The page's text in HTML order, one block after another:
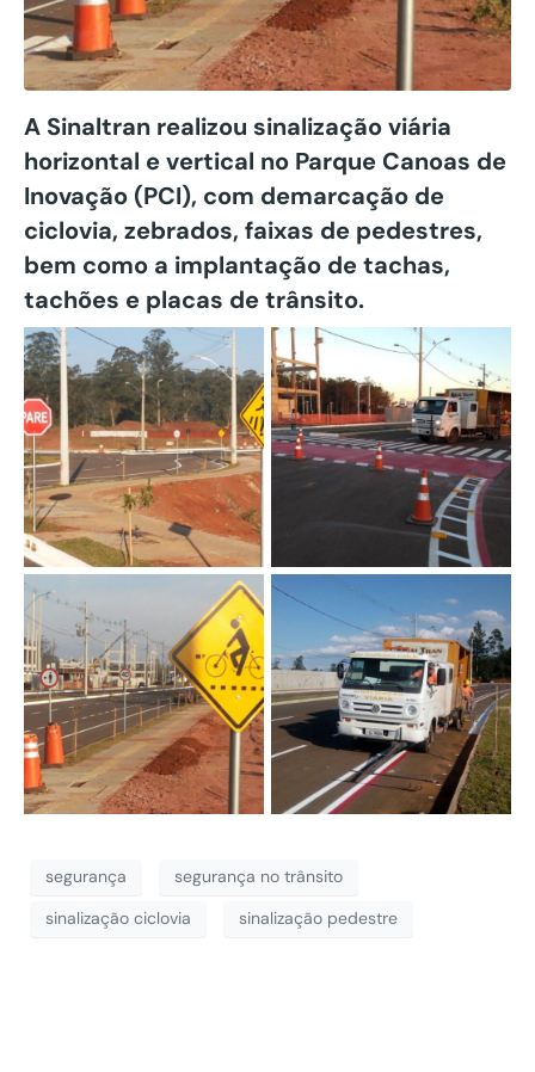
A Sinaltran realizou sinalização viária
horizontal e vertical no Parque Canoas de
Inovação (PCI), com demarcação de
ciclovia, zebrados, faixas de pedestres,
bem como a implantação de tachas,
tachões e placas de trânsito.
segurança
segurança no trânsito
sinalização ciclovia
sinalização pedestre